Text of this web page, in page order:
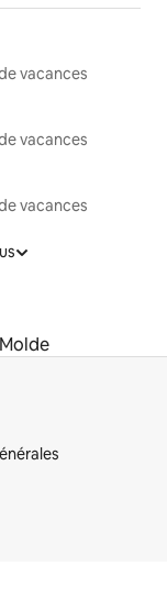
vacances
vacances
vacances
Molde